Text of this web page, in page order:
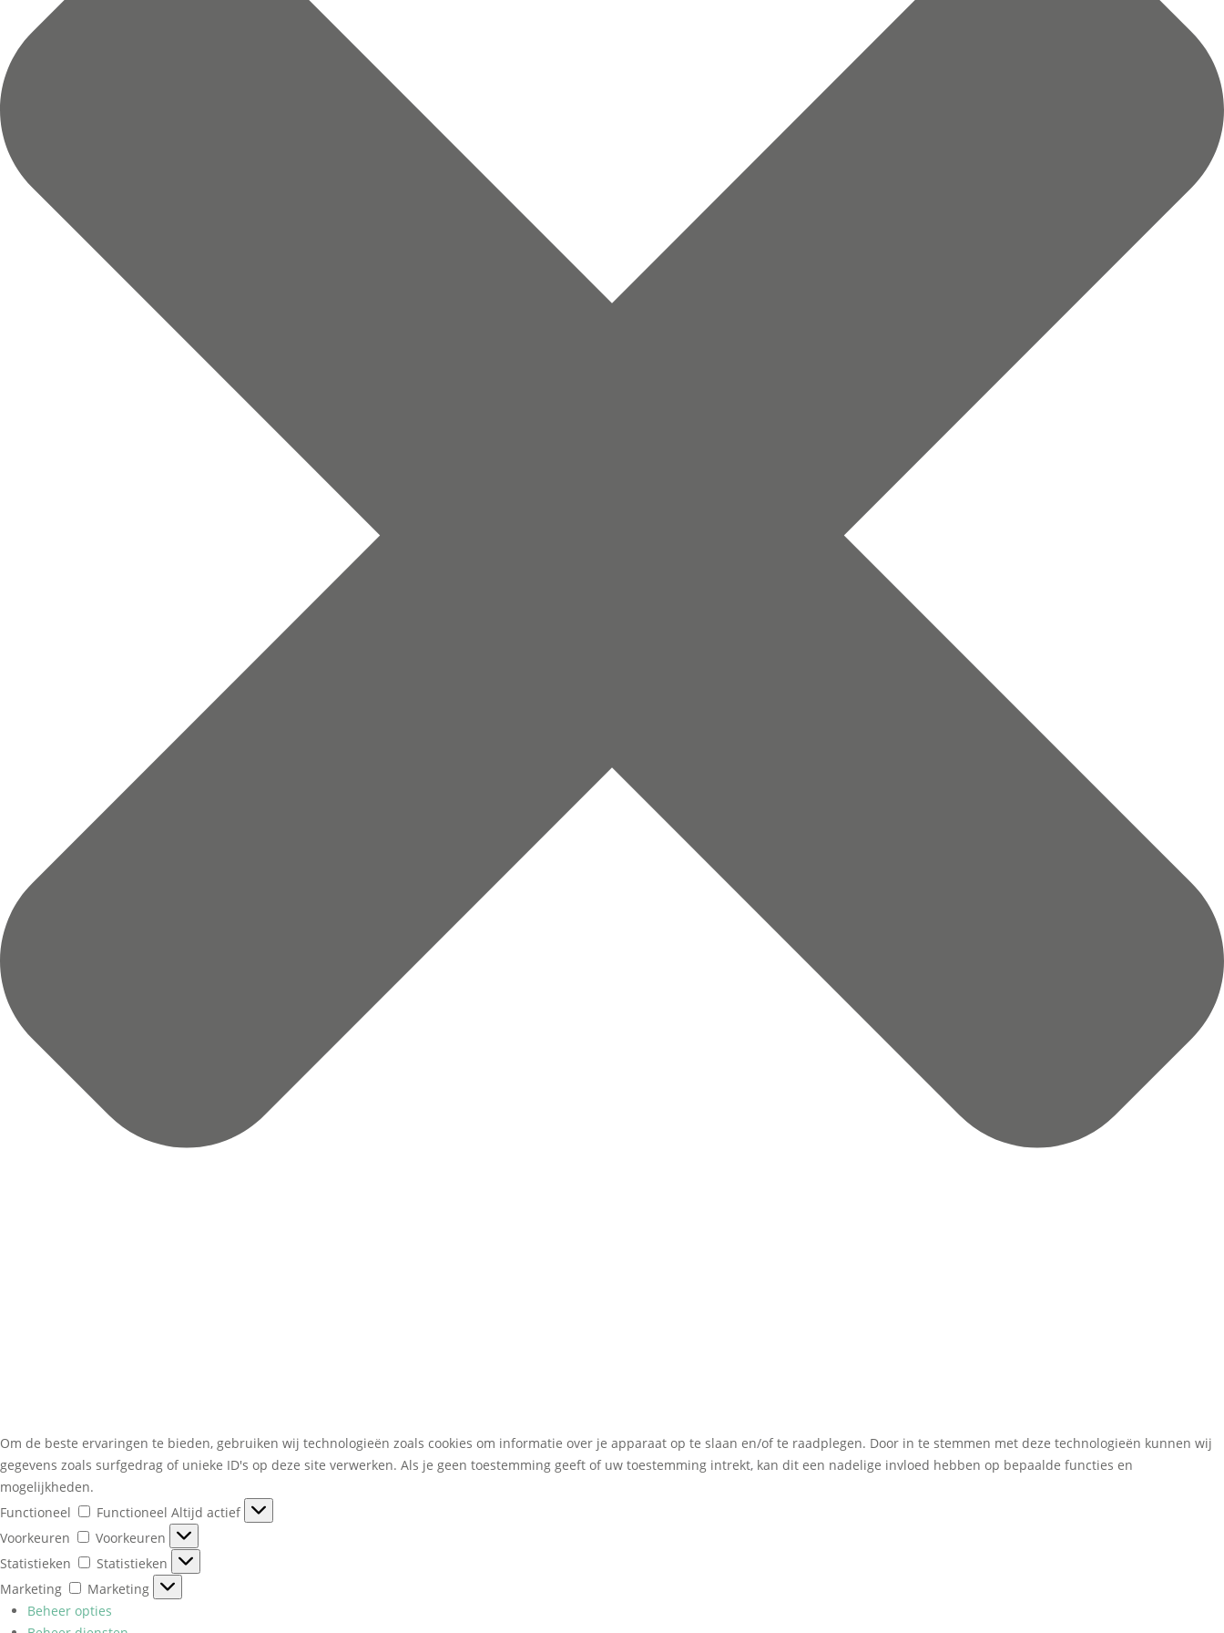
Om de beste ervaringen te bieden, gebruiken wij technologieën zoals cookies om informatie over je apparaat op te slaan en/of te raadplegen. Door in te stemmen met deze technologieën kunnen wij
gegevens zoals surfgedrag of unieke ID's op deze site verwerken. Als je geen toestemming geeft of uw toestemming intrekt, kan dit een nadelige invloed hebben op bepaalde functies en
mogelijkheden.
Functioneel
Functioneel Altijd actief
Voorkeuren
Voorkeuren
Statistieken
Statistieken
Marketing
Marketing
Beheer opties